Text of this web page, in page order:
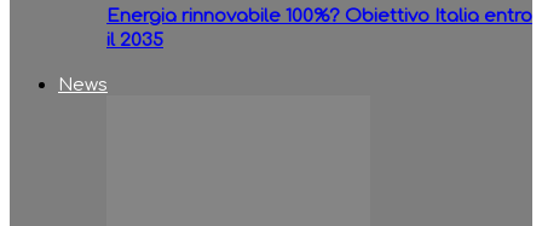
Energia rinnovabile 100%? Obiettivo Italia entro
il 2035
News